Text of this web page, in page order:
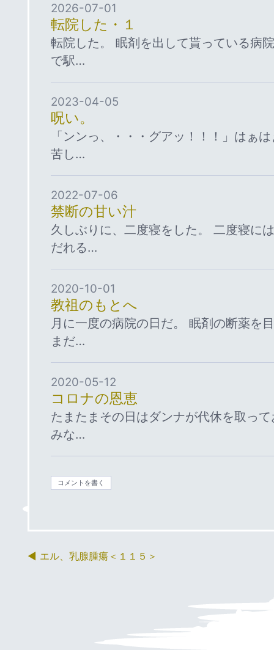
2026-07-01
転院した・１
転院した。 眠剤を出して貰っている病
で駅…
2023-04-05
呪い。
「ンンっ、・・・グアッ！！！」はぁ
苦し…
2022-07-06
禁断の甘い汁
久しぶりに、二度寝をした。 二度寝
だれる…
2020-10-01
教祖のもとへ
月に一度の病院の日だ。 眠剤の断薬を
まだ…
2020-05-12
コロナの恩恵
たまたまその日はダンナが代休を取っ
みな…
コメントを書く
エル、乳腺腫瘍＜１１５＞